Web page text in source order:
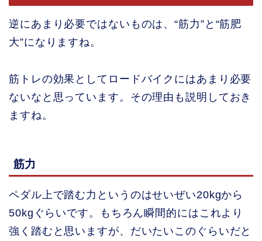
逆にあまり必要ではないものは、“筋力”と“筋肥
大”になりますね。
筋トレの効果としてロードバイクにはあまり必要
ないなと思っています。その理由も説明しておき
ますね。
筋力
ペダル上で踏む力というのはせいぜい20kgから
50kgぐらいです。もちろん瞬間的にはこれより
強く踏むと思いますが、だいたいこのぐらいだと